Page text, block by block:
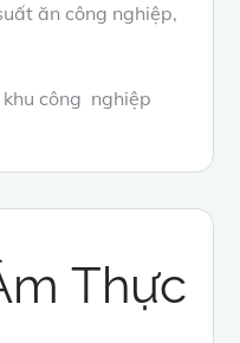
ăn công nghiệp,
công nghiệp
Thực